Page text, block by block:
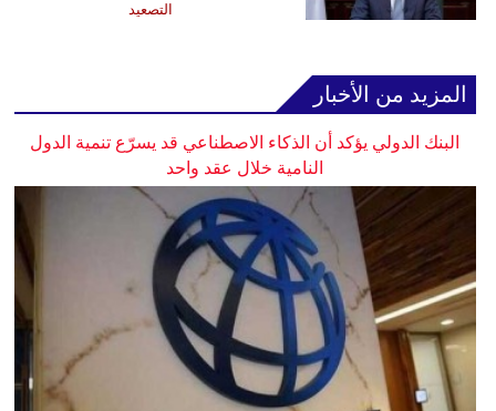
التصعيد
المزيد من الأخبار
البنك الدولي يؤكد أن الذكاء الاصطناعي قد يسرّع تنمية الدول
النامية خلال عقد واحد